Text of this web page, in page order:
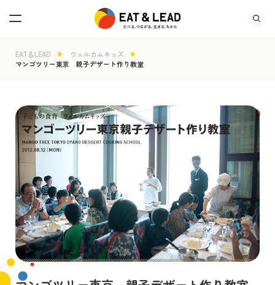
EAT＆LEAD
ウェルカムキッズ
マンゴツリー東京 親子デザート作り教室